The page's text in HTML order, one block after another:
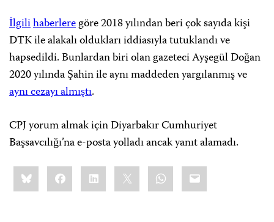
İlgilihaberleregöre 2018 yılından beri çok sayıda kişi
DTK ile alakalı oldukları iddiasıyla tutuklandı ve
hapsedildi. Bunlardan biri olan gazeteci Ayşegül Doğan
2020 yılında Şahin ile aynı maddeden yargılanmış ve
aynı cezayı almıştı.
CPJ yorum almak için Diyarbakır Cumhuriyet
Başsavcılığı’na e-posta yolladı ancak yanıt alamadı.
Share
this:BlueskyFacebookLinkedIn WhatsApp
Email